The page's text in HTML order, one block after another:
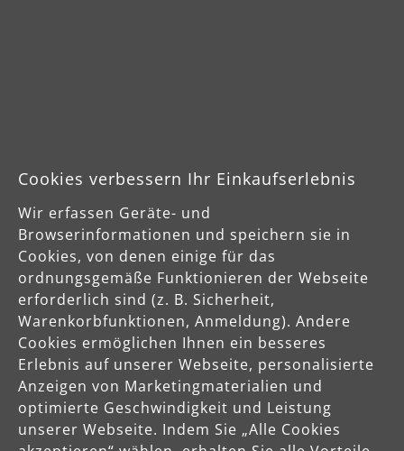
Sichere Zahlungsarten
Vorkasse
Schnelle Lieferung
Käuferschutz
Cookies verbessern Ihr Einkaufserlebnis
Wir erfassen Geräte- und
Browserinformationen und speichern sie in
Cookies, von denen einige für das
ordnungsgemäße Funktionieren der Webseite
erforderlich sind (z. B. Sicherheit,
Warenkorbfunktionen, Anmeldung). Andere
Cookies ermöglichen Ihnen ein besseres
Erlebnis auf unserer Webseite, personalisierte
Anzeigen von Marketingmaterialien und
optimierte Geschwindigkeit und Leistung
unserer Webseite. Indem Sie „Alle Cookies